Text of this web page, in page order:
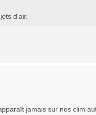
d'air.
jamais sur nos clim